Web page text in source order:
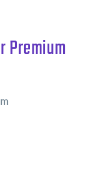
Premium